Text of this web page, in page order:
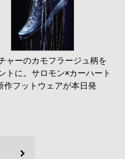
ャーのカモフラージュ柄を
トに。サロモン×カーハート
作フットウェアが本日発